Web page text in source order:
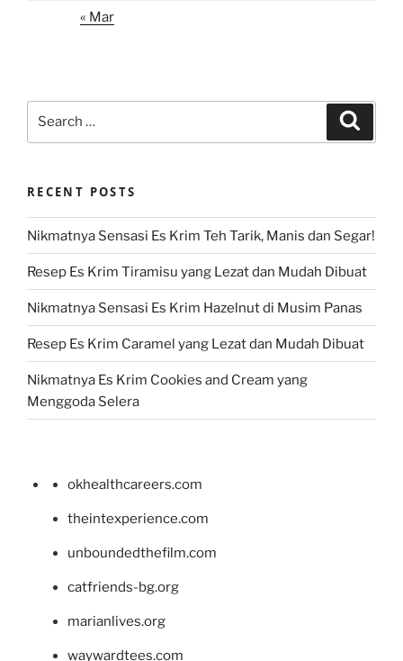
« Mar
RECENT POSTS
Nikmatnya Sensasi Es Krim Teh Tarik, Manis dan Segar!
Resep Es Krim Tiramisu yang Lezat dan Mudah Dibuat
Nikmatnya Sensasi Es Krim Hazelnut di Musim Panas
Resep Es Krim Caramel yang Lezat dan Mudah Dibuat
Nikmatnya Es Krim Cookies and Cream yang
Menggoda Selera
okhealthcareers.com
theintexperience.com
unboundedthefilm.com
catfriends-bg.org
marianlives.org
waywardtees.com